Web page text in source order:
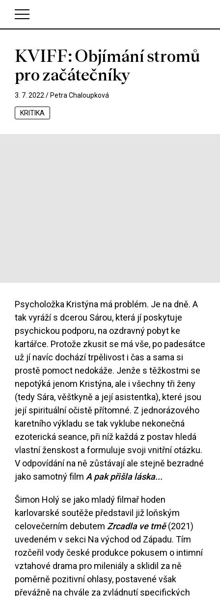
V košíku zatím nemáte žádné položky.
KVIFF: Objímání stromů
pro začátečníky
3. 7. 2022 / Petra Chaloupková
KRITIKA
Psycholožka Kristýna má problém. Je na dně. A
tak vyráží s dcerou Sárou, která jí poskytuje
psychickou podporu, na ozdravný pobyt ke
kartářce. Protože zkusit se má vše, po padesátce
už jí navíc dochází trpělivost i čas a sama si
prostě pomoct nedokáže. Jenže s těžkostmi se
nepotýká jenom Kristýna, ale i všechny tři ženy
(tedy Sára, věštkyně a její asistentka), které jsou
její spirituální očistě přítomné. Z jednorázového
karetního výkladu se tak vyklube nekonečná
ezoterická seance, při níž každá z postav hledá
vlastní ženskost a formuluje svoji vnitřní otázku.
V odpovídání na ně zůstávají ale stejně bezradné
jako samotný film A pak přišla láska...
Šimon Holý se jako mladý filmař hoden
karlovarské soutěže představil již loňským
celovečerním debutem Zrcadla ve tmě(2021)
uvedeném v sekci Na východ od Západu. Tím
rozčeřil vody české produkce pokusem o intimní
vztahové drama pro mileniály a sklidil za ně
poměrně pozitivní ohlasy, postavené však
převážně na chvále za zvládnutí specifických